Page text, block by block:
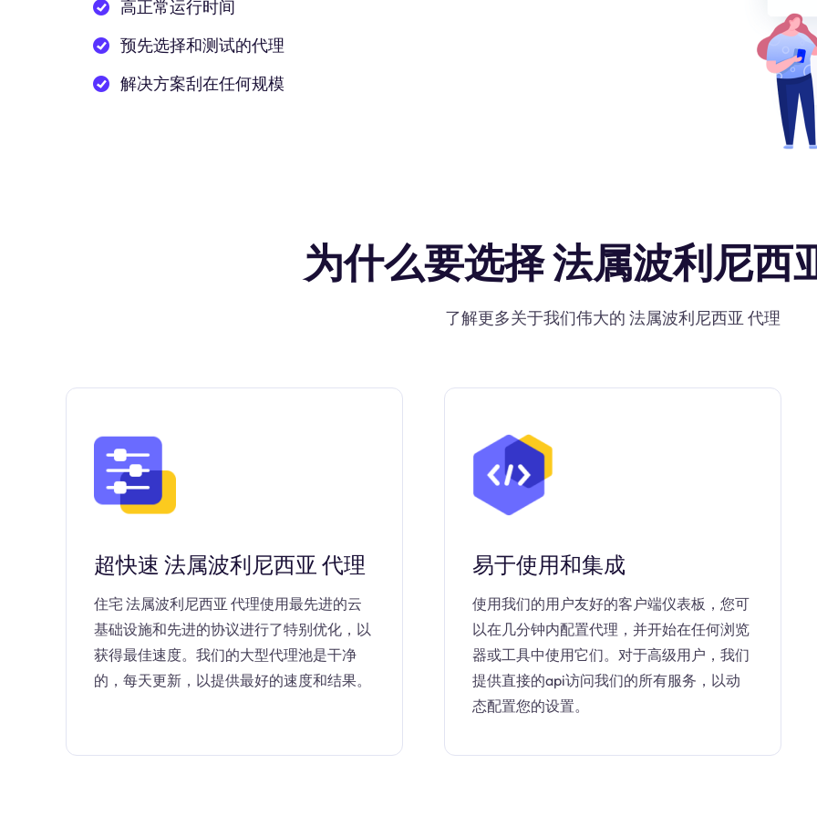
高正常运行时间
预先选择和测试的代理
解决方案刮在任何规模
为什么要选择 法属波利尼西
了解更多关于我们伟大的 法属波利尼西亚 代理
超快速 法属波利尼西亚 代理
住宅 法属波利尼西亚 代理使用最先进的云
基础设施和先进的协议进行了特别优化，以
获得最佳速度。我们的大型代理池是干净
的，每天更新，以提供最好的速度和结果。
易于使用和集成
使用我们的用户友好的客户端仪表板，您可
以在几分钟内配置代理，并开始在任何浏览
器或工具中使用它们。对于高级用户，我们
提供直接的api访问我们的所有服务，以动
态配置您的设置。